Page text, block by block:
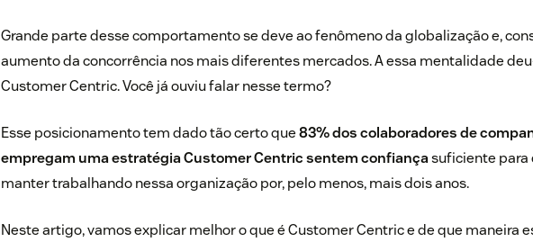
Grande parte desse comportamento se deve ao fenômeno da globalização e,
aumento da concorrência nos mais diferentes mercados. A essa mentalidade
Customer Centric. Você já ouviu falar nesse termo?
Esse posicionamento tem dado tão certo que83% dos colaboradoresde
empregam uma estratégia Customer Centric sentem confiançasuficiente para
manter trabalhando nessa organização por, pelo menos, mais dois anos.
Neste artigo, vamos explicar melhor o que é Customer Centric e de que maneira